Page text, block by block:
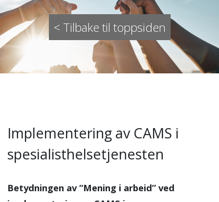
< Tilbake til toppsiden
Implementering av CAMS i
spesialisthelsetjenesten
Betydningen av “Mening i arbeid” ved